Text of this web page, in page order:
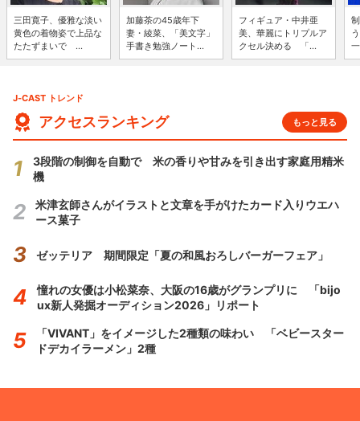
三田寛子、優雅な淡い
黄色の着物姿で上品な
たたずまいで ...
加藤茶の45歳年下
妻・綾菜、「美文字」
手書き勉強ノート...
フィギュア・中井亜
美、華麗にトリプルア
クセル決める 「...
J-CAST トレンド
アクセスランキング もっと見る
3段階の制御を自動で 米の香りや甘みを引き出す家庭用精米
機
米津玄師さんがイラストと文章を手がけたカード入りウエハ
ース菓子
ゼッテリア 期間限定「夏の和風おろしバーガーフェア」
憧れの女優は小松菜奈、大阪の16歳がグランプリに 「bijo
ux新人発掘オーディション2026」リポート
「VIVANT」をイメージした2種類の味わい 「ベビースター
ドデカイラーメン」2種